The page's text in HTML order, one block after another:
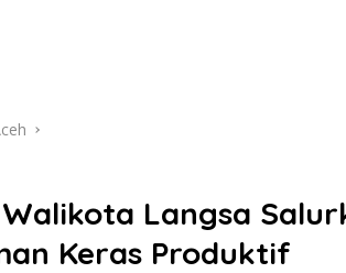
Langsa
Keras Produktif